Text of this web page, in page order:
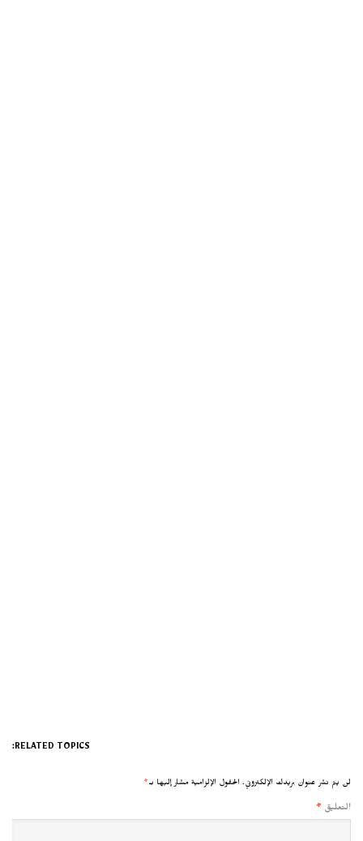
RELATED TOPICS:
لن يتم نشر عنوان بريدك الإلكتروني. الحقول الإلزامية مشار إليها بـ*
التعليق *